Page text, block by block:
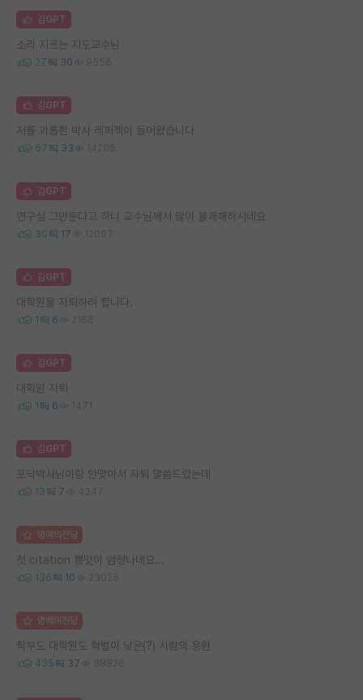
김GPT
소리 지르는 지도교수님
27 30 9556
김GPT
저를 괴롭힌 박사 레퍼첵이 들어왔습니다
67 33 14205
김GPT
연구실 그만둔다고 하니 교수님께서 많이 불쾌해하시네요
30 17 12097
김GPT
대학원을 자퇴하려 합니다.
1 6 2168
김GPT
대학원 자퇴
1 6 1471
김GPT
포닥박사님이랑 안맞아서 자퇴 말씀드렸는데
13 7 4347
명예의전당
첫 citation 뽕맛이 엄청나네요...
136 10 23025
명예의전당
학부도 대학원도 학벌이 낮은(?) 사람의 응원
435 37 88826